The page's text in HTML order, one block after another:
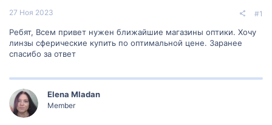
27 Ноя 2023 #1
Ребят, Всем привет нужен ближайшие магазины оптики. Хочу
линзы сферические купить по оптимальной цене. Заранее
спасибо за ответ
Elena Mladan
Member